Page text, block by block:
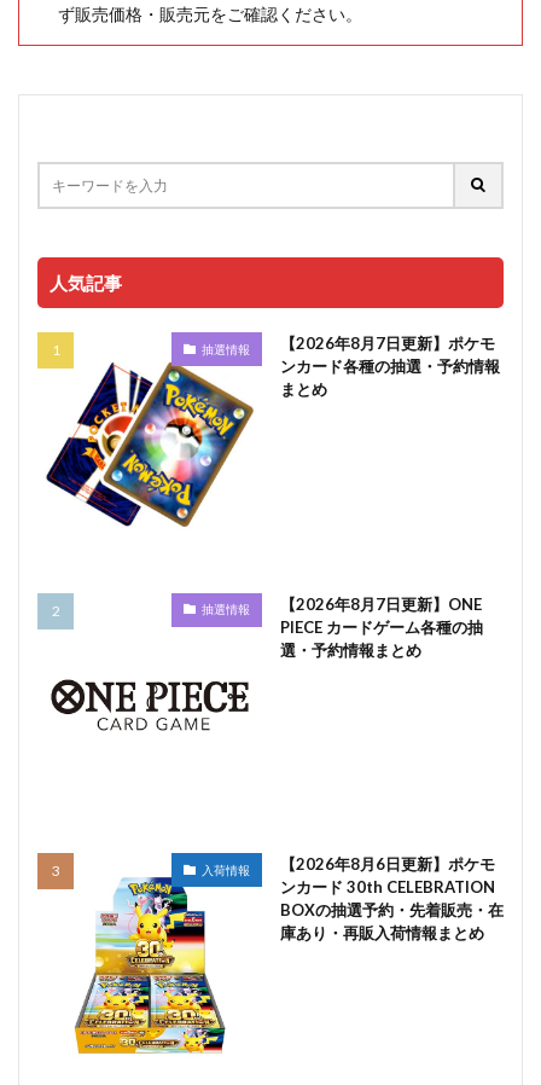
ず販売価格・販売元をご確認ください。
人気記事
抽選情報
【2026年8月7日更新】ポケモ
ンカード各種の抽選・予約情報
まとめ
抽選情報
【2026年8月7日更新】ONE
PIECE カードゲーム各種の抽
選・予約情報まとめ
入荷情報
【2026年8月6日更新】ポケモ
ンカード 30th CELEBRATION
BOXの抽選予約・先着販売・在
庫あり・再販入荷情報まとめ